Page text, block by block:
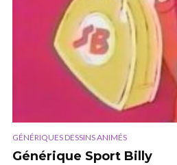
GÉNÉRIQUES DESSINS ANIMÉS
Générique Sport Billy